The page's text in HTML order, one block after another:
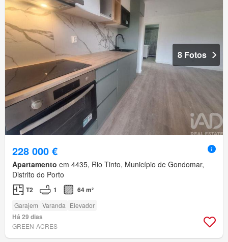
8 Fotos
228 000 €
Apartamento em 4435, Rio Tinto, Município de Gondomar,
Distrito do Porto
T2 1 64 m²
Garajem Varanda Elevador
Há 29 dias
GREEN-ACRES